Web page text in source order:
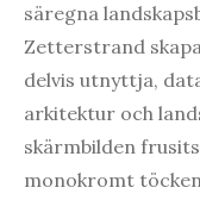
säregna
Zetterstrand
delvis utnyttja,
arkitektur och
skärmbilden
monokromt